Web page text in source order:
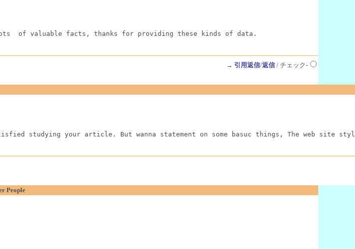
of valuable facts, thanks for providing these kinds of data.
→ 引用返信/返信/ チェック-
studying your article. But wanna statement on some basuc things, The web
People